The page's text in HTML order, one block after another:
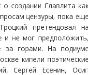
создании Главлита
цензуры, пока
претендовал
и не мог
за горами. На
кипели
Сергей Есенин,